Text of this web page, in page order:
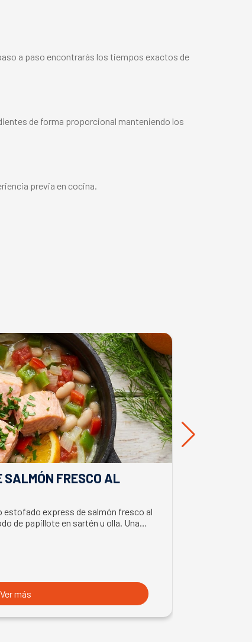
a paso encontrarás los tiempos exactos de
de forma proporcional manteniendo los
previa en cocina.
SALMÓN FRESCO AL
express de salmón fresco al
de papillote en sartén u olla. Una
Ver más